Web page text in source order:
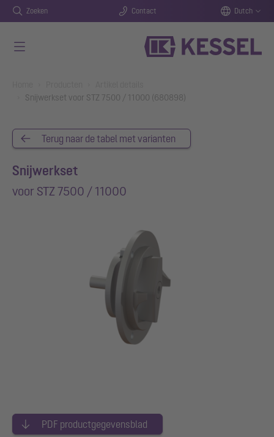
Zoeken Contact Dutch
Snijwerkset voor STZ 7500 / 11000 (680898)
Terug naar de tabel met varianten
Snijwerkset
voor STZ 7500 / 11000
PDF productgegevensblad